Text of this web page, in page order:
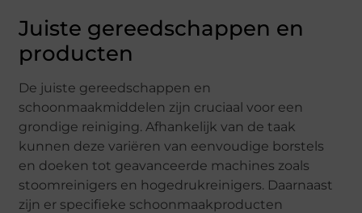
Juiste gereedschappen en
producten
De juiste gereedschappen en
schoonmaakmiddelen zijn cruciaal voor een
grondige reiniging. Afhankelijk van de taak
kunnen deze variëren van eenvoudige borstels
en doeken tot geavanceerde machines zoals
stoomreinigers en hogedrukreinigers. Daarnaast
zijn er specifieke schoonmaakproducten